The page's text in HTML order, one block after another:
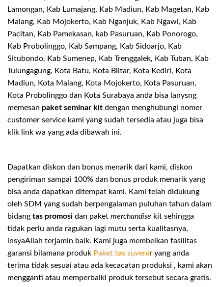
Lamongan, Kab Lumajang, Kab Madiun, Kab Magetan, Kab
Malang, Kab Mojokerto, Kab Nganjuk, Kab Ngawi, Kab
Pacitan, Kab Pamekasan, kab Pasuruan, Kab Ponorogo,
Kab Probolinggo, Kab Sampang, Kab Sidoarjo, Kab
Situbondo, Kab Sumenep, Kab Trenggalek, Kab Tuban, Kab
Tulungagung, Kota Batu, Kota Blitar, Kota Kediri, Kota
Madiun, Kota Malang, Kota Mojokerto, Kota Pasuruan,
Kota Probolinggo dan Kota Surabaya anda bisa lanysng
memesan paket seminar kit dengan menghubungi nomer
customer service kami yang sudah tersedia atau juga bisa
klik link wa yang ada dibawah ini.
Dapatkan diskon dan bonus menarik dari kami, diskon
pengiriman sampai 100% dan bonus produk menarik yang
bisa anda dapatkan ditempat kami. Kami telah didukung
oleh SDM yang sudah berpengalaman puluhan tahun dalam
bidang tas promosi dan paket merchandise kit sehingga
tidak perlu anda ragukan lagi mutu serta kualitasnya,
insyaAllah terjamin baik. Kami juga membeikan fasilitas
garansi bilamana produk Paket tas suvenir yang anda
terima tidak sesuai atau ada kecacatan produksi , kami akan
mengganti atau memperbaiki produk tersebut secara gratis.